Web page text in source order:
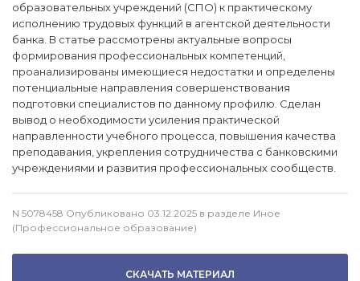
образовательных учреждений (СПО) к практическому
исполнению трудовых функций в агентской деятельности
банка. В статье рассмотрены актуальные вопросы
формирования профессиональных компетенций,
проанализированы имеющиеся недостатки и определены
потенциальные направления совершенствования
подготовки специалистов по данному профилю. Сделан
вывод о необходимости усиления практической
направленности учебного процесса, повышения качества
преподавания, укрепления сотрудничества с банковскими
учреждениями и развития профессиональных сообществ.
N 5078458 Опубликовано 03.12.2025 в разделе Иное
(Профессиональное образование)
СКАЧАТЬ МАТЕРИАЛ